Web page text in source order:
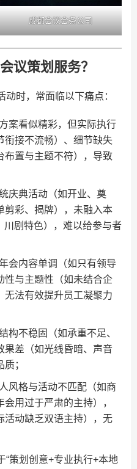
成都会议会务公司
议策划服务？
时，常面临以下痛点：
案看似精彩，但实际执行
衔接不流畅）、细节缺失
布置与主题不符），导致
庆典活动（如开业、奠
剪彩、揭牌），未融入本
川剧特色），难以给参与者
会内容单调（如只有领导
性与主题性（如未结合企
无法有效提升员工凝聚力
构不稳固（如承重不足、
果差（如光线昏暗、声音
；
风格与活动不匹配（如商
用过于严肃的主持），
活动缺乏双语主持），无
“策划创意+专业执行+本地